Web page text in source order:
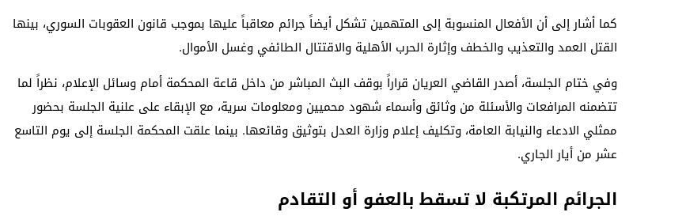
كما أشار إلى أن الأفعال المنسوبة إلى المتهمين تشكل أيضاً جرائم معاقباً عليها بموجب قانون العقوبات السوري، بينها
القتل العمد والتعذيب والخطف وإثارة الحرب الأهلية والاقتتال الطائفي وغسل الأموال.
وفي ختام الجلسة، أصدر القاضي العريان قراراً بوقف البث المباشر من داخل قاعة المحكمة أمام وسائل الإعلام، نظراً لما
تتضمنه المرافعات والأسئلة من وثائق وأسماء شهود محميين ومعلومات سرية، مع الإبقاء على علنية الجلسة بحضور
ممثلي الادعاء والنيابة العامة، وتكليف إعلام وزارة العدل بتوثيق وقائعها. بينما علقت المحكمة الجلسة إلى يوم التاسع
عشر من أيار الجاري.
الجرائم المرتكبة لا تسقط بالعفو أو التقادم